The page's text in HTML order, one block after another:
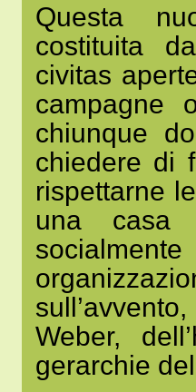
Questa
costituita
civitas
campagne
chiunque
chiedere di
rispettarne
una
Weber,
gerarchie